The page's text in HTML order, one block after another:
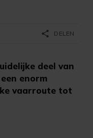
deel van
enorm
vaarroute tot
share DELEN